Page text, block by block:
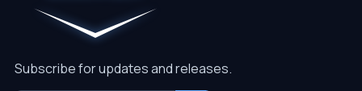
Subscribe for updates and releases.